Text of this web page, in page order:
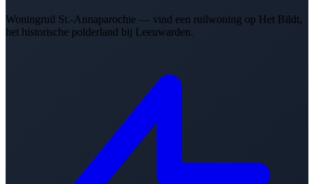
Woningruil St.-Annaparochie — vind een ruilwoning op Het Bildt,
het historische polderland bij Leeuwarden.